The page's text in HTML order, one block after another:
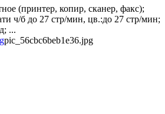
(принтер, копир, сканер, факс);
ч/б до 27 стр/мин, цв.:до 27 стр/мин;
...
pic_56cbc6beb1e36.jpg